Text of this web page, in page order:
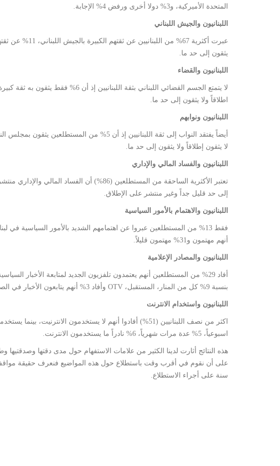
المتحدة الأميركية، و3% دولا أخرى ورفض 4% الإجابة.
اللبنانيون والجيش اللبناني
يثقون إلى حد ما.
اللبنانيون والقضاء
اطلاقاً ولا يثقون إلى حد ما.
اللبنانيون ونوابهم
لا يثقون إطلاقاً ولا يثقون إلى حد ما.
اللبنانيون والفساد المالي والإداري
إلى حد قليل جداً وغير منتشر على الإطلاق.
اللبنانيون والاهتمام بالأمور السياسية
أنهم مهتمون و31% مهتمون قليلاً.
اللبنانيون والمصادر الإعلامية
بنسبة 9% كل من المنار، المستقبل، OTV وأفاد 3% أنهم يتابعون الأخبار في الصحف.
اللبنانيون واستخدام الانترنت
اسبوعياً، 5% عدة مرات شهرياً، 6% نادراً ما يستخدمون الانترنت.
هذه النتائج أثارت لدينا الكثير من علامات الاستفهام حول مدى دقتها وصدقتيها
على أن نقوم في أقرب وقت باستطلاع حول هذه المواضيع فنعرف حقيقة مواقف
سنة على أجراء الاستطلاع.